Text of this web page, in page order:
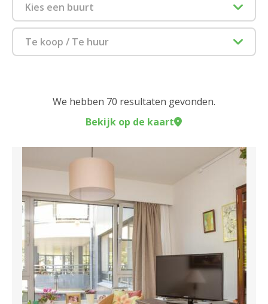
Kies een buurt
2018 Antwerpen
2050 Antwerpen Linkeroever
2060 Antwerpen
2100 Deurne
2140 Borgerhout
2170 Merksem
2180 Ekeren
Te koop / Te huur
We hebben 70 resultaten gevonden.
Bekijk op de kaart